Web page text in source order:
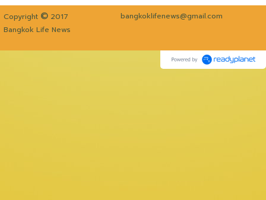
Copyright © 2017
bangkoklifenews@gmail.com
Bangkok Life News